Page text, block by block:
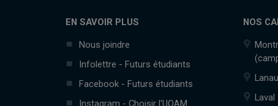
EN SAVOIR PLUS
Nous joindre
Infolettre - Futurs étudiants
Facebook - Futurs étudiants
Instagram - Choisir l'UQAM
NOS
Laval